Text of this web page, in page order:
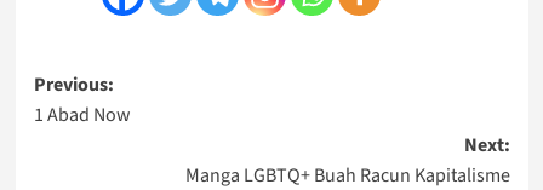
Post
navigation
Previous:
1 Abad Now
Next:
Manga LGBTQ+ Buah Racun Kapitalisme